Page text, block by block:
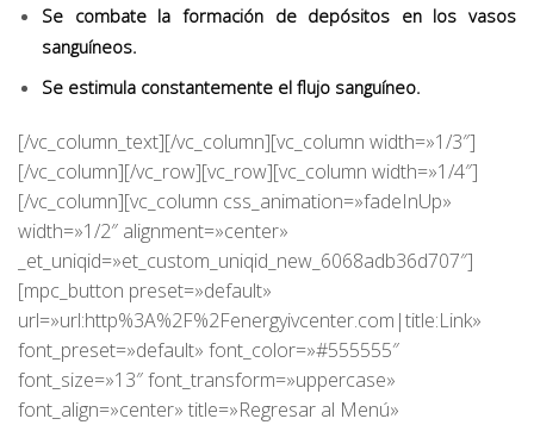
Se combate la formación de depósitos en los vasos
sanguíneos.
Se estimula constantemente el flujo sanguíneo.
[/vc_column_text][/vc_column][vc_column width=»1/3″]
[/vc_column][/vc_row][vc_row][vc_column width=»1/4″]
[/vc_column][vc_column css_animation=»fadeInUp»
width=»1/2″ alignment=»center»
_et_uniqid=»et_custom_uniqid_new_6068adb36d707″]
[mpc_button preset=»default»
url=»url:http%3A%2F%2Fenergyivcenter.com|title:Link»
font_preset=»default» font_color=»#555555″
font_size=»13″ font_transform=»uppercase»
font_align=»center» title=»Regresar al Menú»